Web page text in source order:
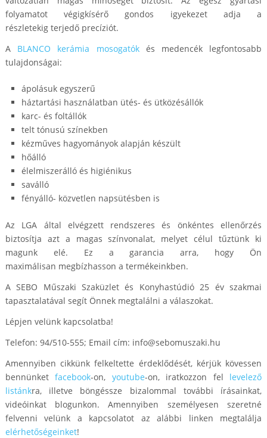
folyamatot végigkísérő gondos igyekezet adja a
részletekig terjedő precíziót.
A BLANCO kerámia mosogatókés medencék legfontosabb
tulajdonságai:
ápolásuk egyszerű
háztartási használatban ütés- és ütközésállók
karc- és foltállók
telt tónusú színekben
kézműves hagyományok alapján készült
hőálló
élelmiszerálló és higiénikus
saválló
fényálló- közvetlen napsütésben is
Az LGA által elvégzett rendszeres és önkéntes ellenőrzés
biztosítja azt a magas színvonalat, melyet célul tűztünk ki
magunk elé. Ez a garancia arra, hogy Ön
maximálisan megbízhasson a termékeinkben.
A SEBO Műszaki Szaküzlet és Konyhastúdió 25 év szakmai
tapasztalatával segít Önnek megtalálni a válaszokat.
Lépjen velünk kapcsolatba!
Telefon: 94/510-555; Email cím: info@sebomuszaki.hu
Amennyiben cikkünk felkeltette érdeklődését, kérjük kövessen
bennünketfacebook-on, youtube-on, iratkozzon fel levelező
listánkra, illetve böngéssze bizalommal további írásainkat,
videóinkat blogunkon. Amennyiben személyesen szeretné
felvenni velünk a kapcsolatot az alábbi linken megtalálja
elérhetőségeinket!